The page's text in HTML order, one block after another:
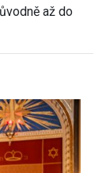
až do